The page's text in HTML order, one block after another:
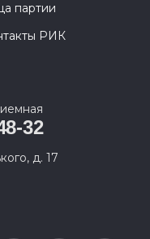
партии
РИК
32
д. 17